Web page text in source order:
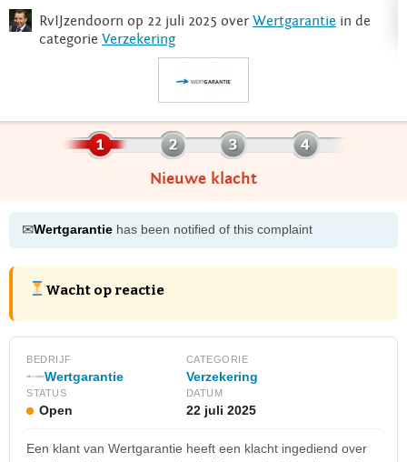
Login
RvIJzendoorn op 22 juli 2025 overWertgarantie in de
categorie Verzekering
Nieuwe klacht
✉Wertgarantie has been notified of this complaint
Wacht op reactie
BEDRIJF
Wertgarantie
CATEGORIE
Verzekering
STATUS
Open
DATUM
22 juli 2025
Een klant van Wertgarantie heeft een klacht ingediend over